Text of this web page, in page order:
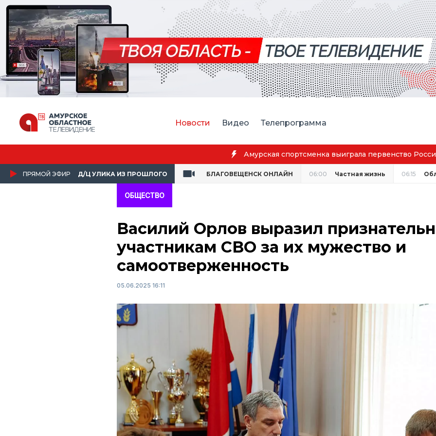
Новости Видео Телепрограмма
Амурская спортсменка выиграла первенство России по лёгкой
ПРЯМОЙ ЭФИР Д/Ц УЛИКА ИЗ ПРОШЛОГО БЛАГОВЕЩЕНСК ОНЛАЙН 06:00 Частная жизнь 06:15
ОБЩЕСТВО
Василий Орлов выразил
участникам СВО за их мужество и
самоотверженность
05.06.2025 16:11